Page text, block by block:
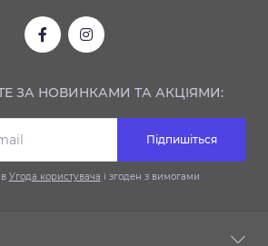
ЗА НОВИНКАМИ ТА АКЦІЯМИ:
Підпишіться
Угода користувача і згоден з вимогами